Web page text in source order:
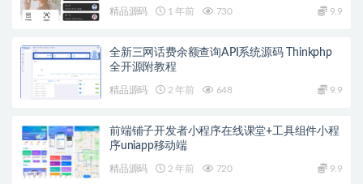
精品源码 1 年前 730 9.9
全新三网话费余额查询API系统源码 Thinkphp
全开源附教程
精品源码 2 年前 648 9.9
前端铺子开发者小程序在线课堂+工具组件小程
序uniapp移动端
精品源码 2 年前 720 9.9